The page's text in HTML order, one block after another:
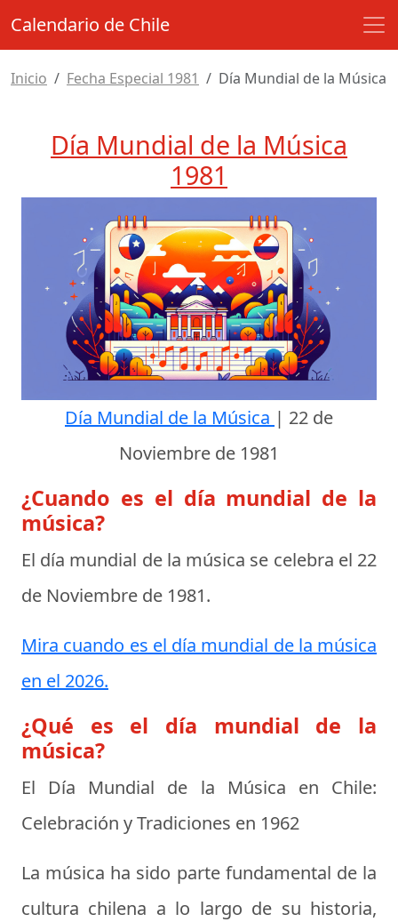
Calendario de Chile
Inicio Fecha Especial 1981 Día Mundial de la Música
Día Mundial de la Música
1981
Día Mundial de la Música | 22 de
Noviembre de 1981
¿Cuando es el día mundial de la
música?
El día mundial de la música se celebra el 22
de Noviembre de 1981.
Mira cuando es el día mundial de la música
en el 2026.
¿Qué es el día mundial de la
música?
El Día Mundial de la Música en Chile:
Celebración y Tradiciones en 1962
La música ha sido parte fundamental de la
cultura chilena a lo largo de su historia,